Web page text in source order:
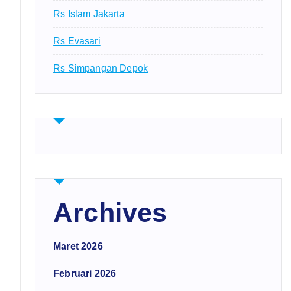
Rs Islam Jakarta
Rs Evasari
Rs Simpangan Depok
Archives
Maret 2026
Februari 2026